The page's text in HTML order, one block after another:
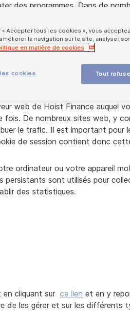
des programmes. Dans de
lorsque vous fermez le
web de Hoist Finance auquel
fois. De nombreux sites web, y
le trafic. Il est important pour
de session contient donc
ordinateur ou votre appareil
persistants sont utilisés pour
des statistiques.
cliquant sur ce lien et en y
de les gérer et sur les différents
« Accepter tous les cookies », vous
la navigation sur le site, analyser
en matière de cookies
cookies Tout